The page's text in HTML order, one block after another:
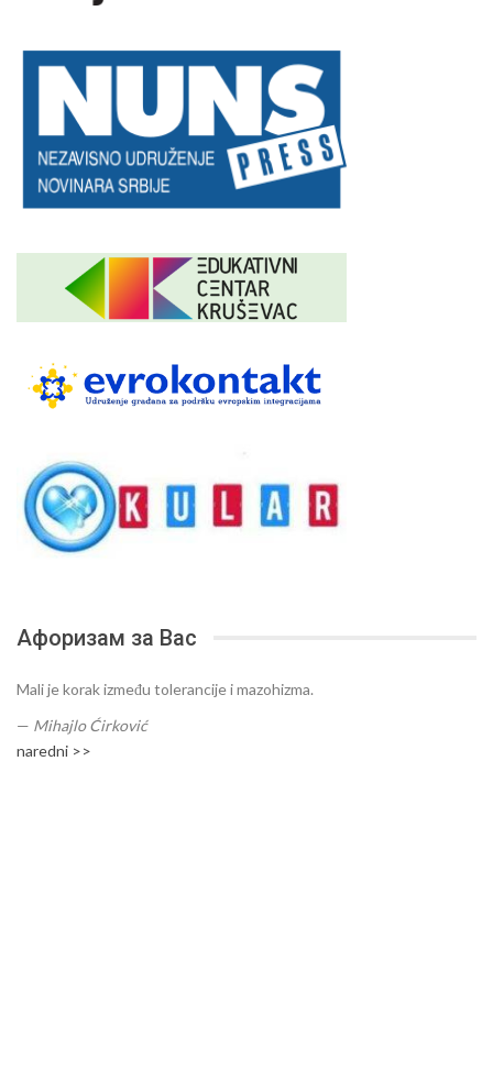
Афоризам за Вас
Mali je korak između tolerancije i mazohizma.
— Mihajlo Ćirković
naredni >>